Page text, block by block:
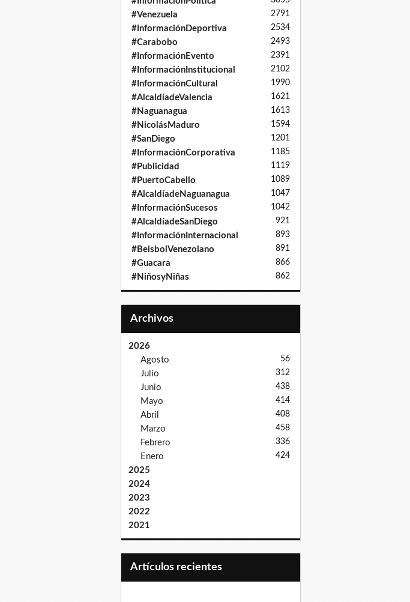
#Venezuela 2791
#InformaciónDeportiva 2534
#Carabobo 2493
#InformaciónEvento 2391
#InformaciónInstitucional 2102
#InformaciónCultural 1990
#AlcaldíadeValencia 1621
#Naguanagua 1613
#NicolásMaduro 1594
#SanDiego 1201
#InformaciónCorporativa 1185
#Publicidad 1119
#PuertoCabello 1089
#AlcaldíadeNaguanagua 1047
#InformaciónSucesos 1042
#AlcaldíadeSanDiego 921
#InformaciónInternacional 893
#BeisbolVenezolano 891
#Guacara 866
#NiñosyNiñas 862
Archivos
2026
Agosto
56
Julio 312
Junio 438
Mayo 414
Abril 408
Marzo 458
Febrero 336
Enero 424
2025
2024
2023
2022
2021
Artículos recientes